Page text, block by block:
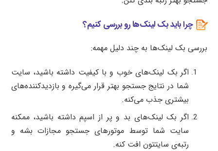
چرا باید بک لینک‌ها رو بررسی کنیم؟
بررسی بک لینک‌ها به چند دلیل مهمه:
اگر بک لینک‌های خوب و با کیفیت داشته باشید، سایت
شما در نتایج جستجو بهتر قرار می‌گیره و بازدیدکننده‌های
بیشتری جذب می‌کنه.
اگر بک لینک‌های بد و پر از اسپم داشته باشید، ممکنه
سایت شما توسط موتورهای جستجو مجازات بشه و
رتبه‌ی سایتتون افت کنه.